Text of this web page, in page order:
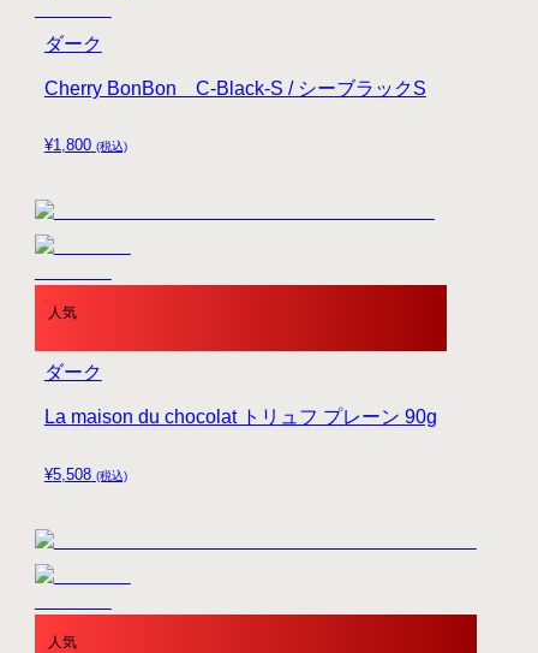
¥1,800 (税込)
Cherry BonBon C-Black-S / シーブラックS
ダーク
人気
¥5,508 (税込)
La maison du chocolat トリュフ プレーン 90g
ダーク
人気